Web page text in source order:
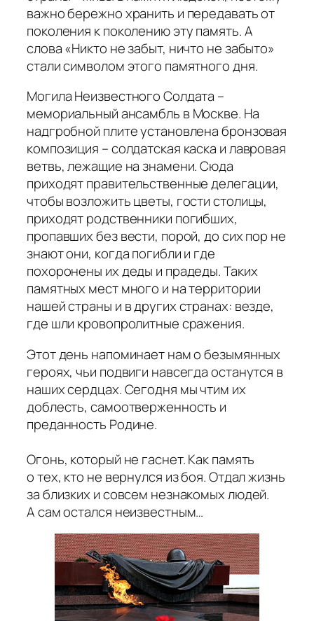
важно бережно хранить и передавать от
поколения к поколению эту память. А
слова «Никто не забыт, ничто не забыто»
стали символом этого памятного дня.
Могила Неизвестного Солдата –
мемориальный ансамбль в Москве. На
надгробной плите установлена бронзовая
композиция – солдатская каска и лавровая
ветвь, лежащие на знамени. Сюда
приходят правительственные делегации,
чтобы возложить цветы, гости столицы,
приходят родственники погибших,
пропавших без вести, порой, до сих пор не
знают они, когда погибли и где
похоронены их деды и прадеды. Таких
памятных мест много и на территории
нашей страны и в других странах: везде,
где шли кровопролитные сражения.
Этот день напоминает нам о безымянных
героях, чьи подвиги навсегда останутся в
наших сердцах. Сегодня мы чтим их
доблесть, самоотверженность и
преданность Родине.
Огонь, который не гаснет. Как память
о тех, кто не вернулся из боя. Отдал жизнь
за близких и совсем незнакомых людей.
А сам остался неизвестным…